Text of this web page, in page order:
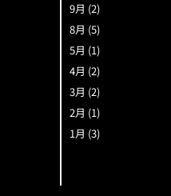
9月 (2)
8月 (5)
5月 (1)
4月 (2)
3月 (2)
2月 (1)
1月 (3)